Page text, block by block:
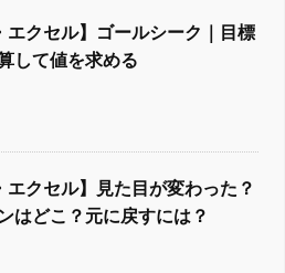
エクセル】ゴールシーク｜目標
して値を求める
エクセル】見た目が変わった？
はどこ？元に戻すには？